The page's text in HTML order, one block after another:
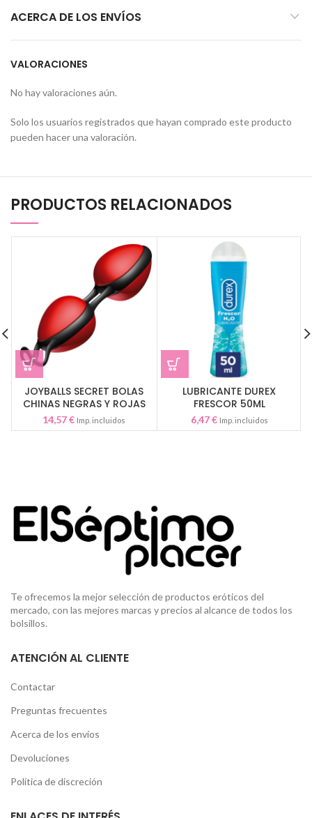
ACERCA DE LOS ENVÍOS
VALORACIONES
No hay valoraciones aún.
Solo los usuarios registrados que hayan comprado este producto
pueden hacer una valoración.
PRODUCTOS RELACIONADOS
JOYBALLS SECRET BOLAS
CHINAS NEGRAS Y ROJAS
14,57€ Imp. incluidos
LUBRICANTE DUREX
FRESCOR 50ML
6,47€ Imp. incluidos
Te ofrecemos la mejor selección de productos eróticos del
mercado, con las mejores marcas y precios al alcance de todos los
bolsillos.
ATENCIÓN AL CLIENTE
Contactar
Preguntas frecuentes
Acerca de los envíos
Devoluciones
Política de discreción